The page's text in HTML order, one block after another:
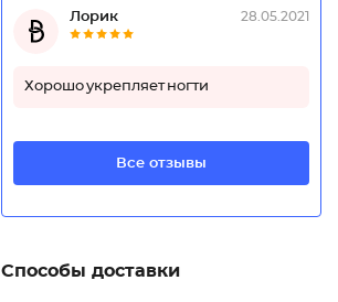
Лорик 28.05.2021
Хорошо укрепляет ногти
Все отзывы
Способы доставки